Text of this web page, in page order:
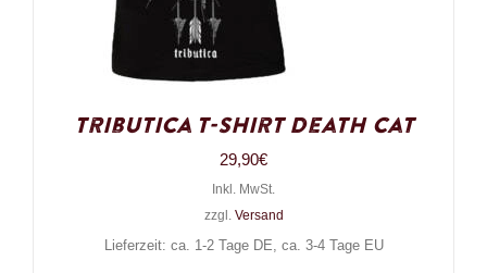
Tributica T-Shirt Death Cat
29,90€
Inkl. MwSt.
zzgl. Versand
Lieferzeit: ca. 1-2 Tage DE, ca. 3-4 Tage EU